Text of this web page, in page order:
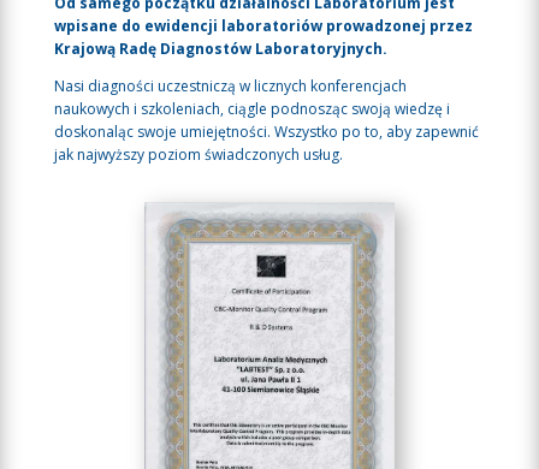
wpisane do ewidencji laboratoriów prowadzonej przez
Krajową Radę Diagnostów Laboratoryjnych.
Nasi diagności uczestniczą w licznych konferencjach
naukowych i szkoleniach, ciągle podnosząc swoją wiedzę i
doskonaląc swoje umiejętności. Wszystko po to, aby zapewnić
jak najwyższy poziom świadczonych usług.